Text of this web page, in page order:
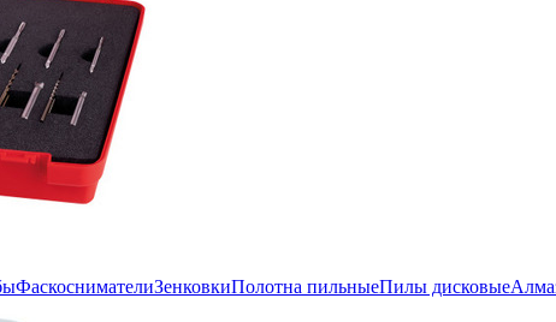
ФаскоснимателиЗенковкиПолотна пильныеПилы дисковые